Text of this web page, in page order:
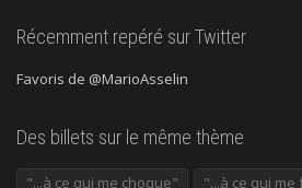
Récemment repéré sur Twitter
Favoris de @MarioAsselin
Des billets sur le même thème
"...à ce qui me choque" "...à ce qui